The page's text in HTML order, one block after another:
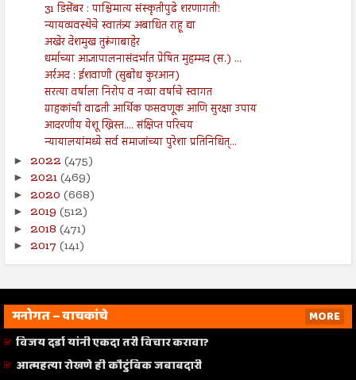
31 डिसेंबर : पाश्चिमात्य संस्कृतीपुढे शरणागती!
न्यायव्यवस्थेचे स्वातंत्र्य अबाधित राहू द्या
अखेर देशमुख तुरूंगाबाहेर
धर्माच्या आज्ञापालनासंदर्भात प्रेषित मुहम्मद (स.) ...
अर्रअद : ईशवाणी (सुबोध कुरआन)
सरत्या वर्षाला निरोप व नव्या वर्षाचे स्वागत
ग्राहकांची वाढती आर्थिक फसवणूक आणि सुरक्षा उपाय
आदरणीय येशू ख्रिस्त.... संक्षिप्त परिचय
न्यायालयांमध्ये सर्व समाजांच्या पुरेशा प्रतिनिधित्...
► 2022 (475)
► 2021(469)
► 2020 (668)
► 2019 (512)
► 2018 (471)
► 2017 (141)
मनोगत – वाचकांचे
MORE
विजय दर्डा यांनी एकदा तरी विचार करावा?
आत्महत्या रोखणे ही कौटुंबिक जबाबदारी